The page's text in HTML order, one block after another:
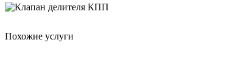
Похожие услуги